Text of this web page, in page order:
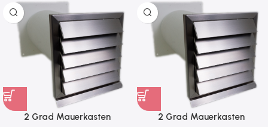
2 Grad Mauerkasten
2 Grad Mauerkasten